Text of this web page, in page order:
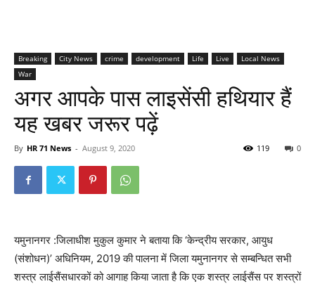
Breaking City News crime development Life Live
Local News
War
अगर आपके पास लाइसेंसी हथियार हैं
यह खबर जरूर पढ़ें
By HR 71 News - August 9, 2020 0
119
यमुनानगर :जिलाधीश मुकुल कुमार ने बताया कि ‘केन्द्रीय सरकार, आयुध
(संशोधन)’ अधिनियम, 2019 की पालना में जिला यमुनानगर से सम्बन्धित सभी
शस्त्र लाईसैंसधारकों को आगाह किया जाता है कि एक शस्त्र लाईसैंस पर शस्त्रों